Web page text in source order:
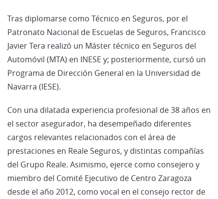
Tras diplomarse como Técnico en Seguros, por el
Patronato Nacional de Escuelas de Seguros, Francisco
Javier Tera realizó un Máster técnico en Seguros del
Automóvil (MTA) en INESE y; posteriormente, cursó un
Programa de Dirección General en la Universidad de
Navarra (IESE).
Con una dilatada experiencia profesional de 38 años en
el sector asegurador, ha desempeñado diferentes
cargos relevantes relacionados con el área de
prestaciones en Reale Seguros, y distintas compañías
del Grupo Reale. Asimismo, ejerce como consejero y
miembro del Comité Ejecutivo de Centro Zaragoza
desde el año 2012, como vocal en el consejo rector de